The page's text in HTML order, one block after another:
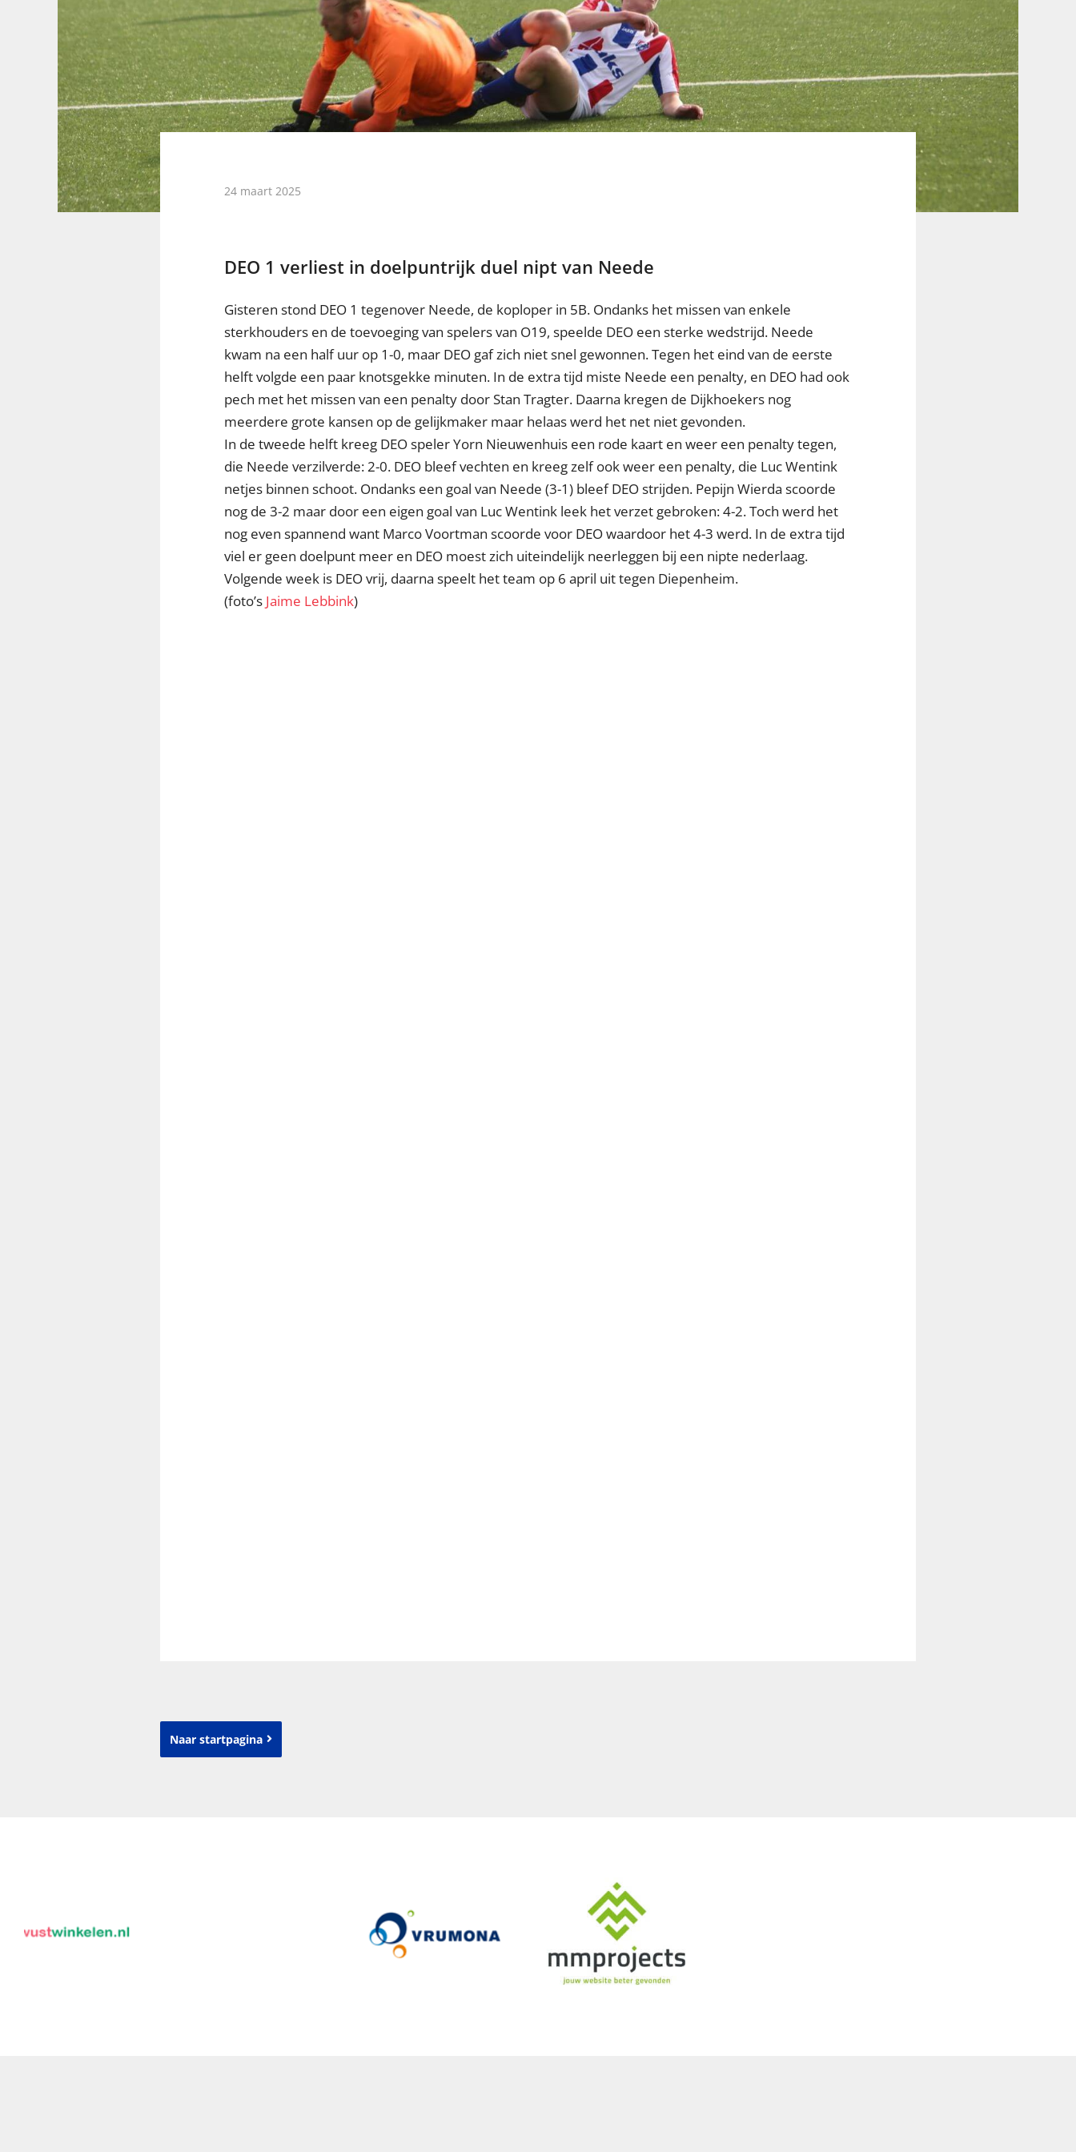
24 maart 2025
DEO 1 verliest in doelpuntrijk duel nipt van Neede
Gisteren stond DEO 1 tegenover Neede, de koploper in 5B. Ondanks het missen van enkele
sterkhouders en de toevoeging van spelers van O19, speelde DEO een sterke wedstrijd. Neede
kwam na een half uur op 1-0, maar DEO gaf zich niet snel gewonnen. Tegen het eind van de eerste
helft volgde een paar knotsgekke minuten. In de extra tijd miste Neede een penalty, en DEO had ook
pech met het missen van een penalty door Stan Tragter. Daarna kregen de Dijkhoekers nog
meerdere grote kansen op de gelijkmaker maar helaas werd het net niet gevonden.
In de tweede helft kreeg DEO speler Yorn Nieuwenhuis een rode kaart en weer een penalty tegen,
die Neede verzilverde: 2-0. DEO bleef vechten en kreeg zelf ook weer een penalty, die Luc Wentink
netjes binnen schoot. Ondanks een goal van Neede (3-1) bleef DEO strijden. Pepijn Wierda scoorde
nog de 3-2 maar door een eigen goal van Luc Wentink leek het verzet gebroken: 4-2. Toch werd het
nog even spannend want Marco Voortman scoorde voor DEO waardoor het 4-3 werd. In de extra tijd
viel er geen doelpunt meer en DEO moest zich uiteindelijk neerleggen bij een nipte nederlaag.
Volgende week is DEO vrij, daarna speelt het team op 6 april uit tegen Diepenheim.
(foto’s Jaime Lebbink)
Naar startpagina